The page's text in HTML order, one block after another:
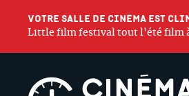
Votre salle de cinéma est
Little film festival tout l'été film à